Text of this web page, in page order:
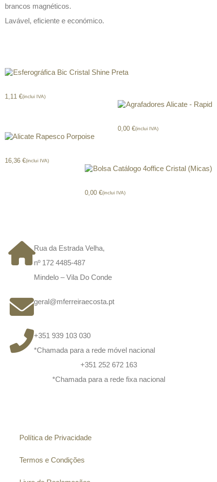
brancos magnéticos.
Lavável, eficiente e económico.
1,11 €(inclui IVA)
0,00 €(inclui IVA)
16,36 €(inclui IVA)
0,00 €(inclui IVA)
Rua da Estrada Velha,
nº 172 4485-487
Mindelo – Vila Do Conde
geral@mferreiraecosta.pt
+351 939 103 030
*Chamada para a rede móvel nacional
+351 252 672 163
*Chamada para a rede fixa nacional
Política de Privacidade
Termos e Condições